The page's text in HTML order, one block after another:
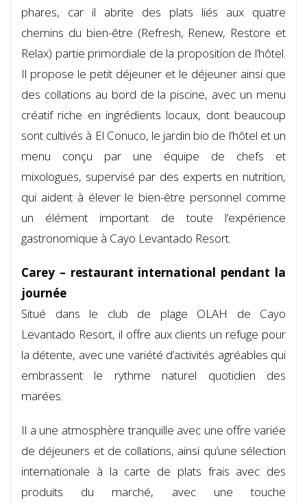
phares, car il abrite des plats liés aux quatre
chemins du bien-être (Refresh, Renew, Restore et
Relax) partie primordiale de la proposition de l’hôtel.
Il propose le petit déjeuner et le déjeuner ainsi que
des collations au bord de la piscine, avec un menu
créatif riche en ingrédients locaux, dont beaucoup
sont cultivés à El Conuco, le jardin bio de l’hôtel et un
menu conçu par une équipe de chefs et
mixologues, supervisé par des experts en nutrition,
qui aident à élever le bien-être personnel comme
un élément important de toute l’expérience
gastronomique à Cayo Levantado Resort.
Carey – restaurant international pendant la
journée
Situé dans le club de plage OLAH de Cayo
Levantado Resort, il offre aux clients un refuge pour
la détente, avec une variété d’activités agréables qui
embrassent le rythme naturel quotidien des
marées.
Il a une atmosphère tranquille avec une offre variée
de déjeuners et de collations, ainsi qu’une sélection
internationale à la carte de plats frais avec des
produits du marché, avec une touche